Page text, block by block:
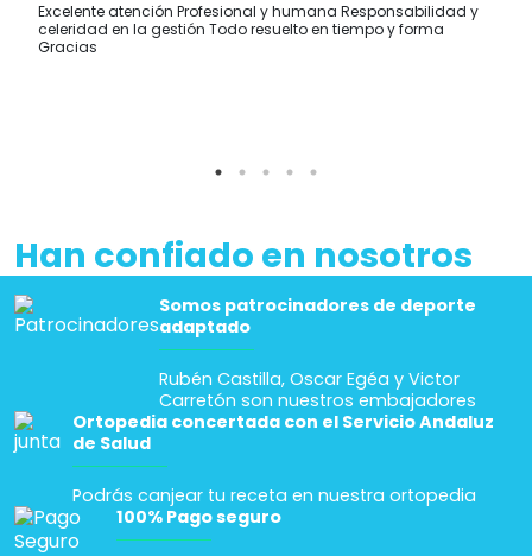
Excelente atención Profesional y humana Responsabilidad y
celeridad en la gestión Todo resuelto en tiempo y forma
Gracias
Han confiado en nosotros
Somos patrocinadores de deporte
adaptado
Rubén Castilla, Oscar Egéa y Victor
Carretón son nuestros embajadores
Ortopedia concertada con el Servicio Andaluz
de Salud
Podrás canjear tu receta en nuestra ortopedia
100% Pago seguro